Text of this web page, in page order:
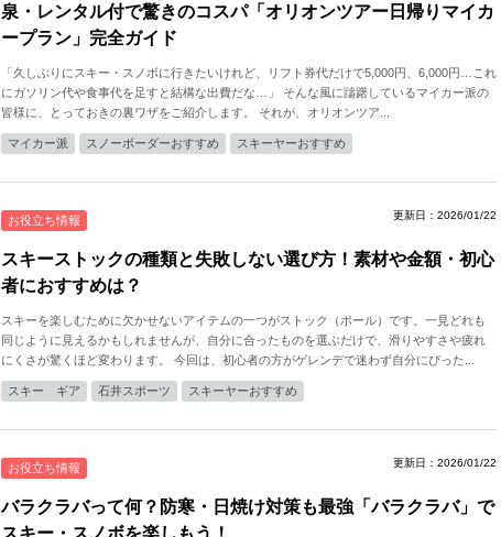
泉・レンタル付で驚きのコスパ「オリオンツアー日帰りマイカ
ープラン」完全ガイド
「久しぶりにスキー・スノボに行きたいけれど、リフト券代だけで5,000円、6,000円…これ
にガソリン代や食事代を足すと結構な出費だな…」 そんな風に躊躇しているマイカー派の
皆様に、とっておきの裏ワザをご紹介します。 それが、オリオンツア...
マイカー派 スノーボーダーおすすめ スキーヤーおすすめ
お役立ち情報 更新日：2026/01/22
スキーストックの種類と失敗しない選び方！素材や金額・初心
者におすすめは？
スキーを楽しむために欠かせないアイテムの一つがストック（ポール）です。一見どれも
同じように見えるかもしれませんが、自分に合ったものを選ぶだけで、滑りやすさや疲れ
にくさが驚くほど変わります。 今回は、初心者の方がゲレンデで迷わず自分にぴった...
スキー ギア 石井スポーツ スキーヤーおすすめ
お役立ち情報 更新日：2026/01/22
バラクラバって何？防寒・日焼け対策も最強「バラクラバ」で
スキー・スノボを楽しもう！